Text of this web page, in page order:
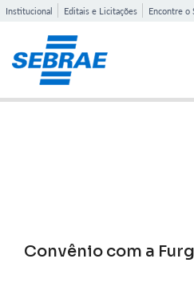
Institucional Editais e Licitações Encontre o
Convênio com a